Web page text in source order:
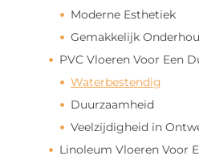
Moderne Esthetiek
Gemakkelijk
PVC Vloeren Voor Een
Waterbestendig
Duurzaamheid
Veelzijdigheid in
Linoleum Vloeren Voor